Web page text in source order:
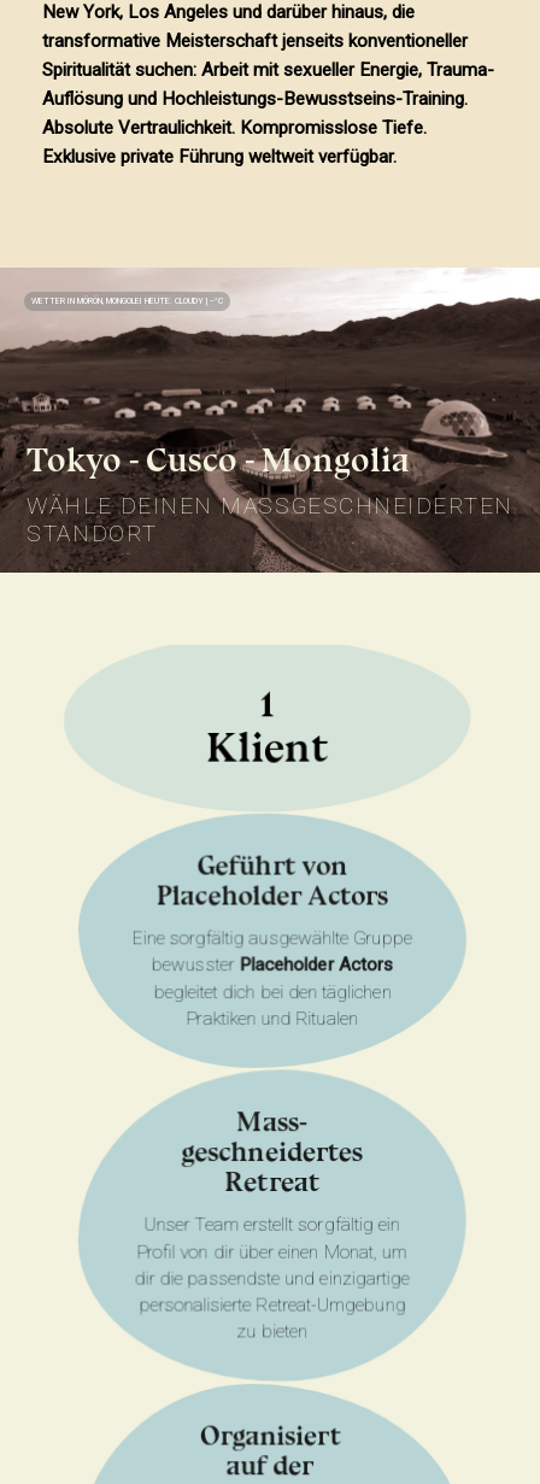
New York, Los Angeles und darüber hinaus, die
transformative Meisterschaft jenseits konventioneller
Spiritualität suchen: Arbeit mit sexueller Energie, Trauma-
Auflösung und Hochleistungs-Bewusstseins-Training.
Absolute Vertraulichkeit. Kompromisslose Tiefe.
Exklusive private Führung weltweit verfügbar.
Tokyo - Cusco - Mongolia
WÄHLE DEINEN MASSGESCHNEIDERTEN
STANDORT
WETTER IN MÖRÖN, MONGOLEI HEUTE: CLOUDY --°C
1
Klient
Geführt von
Placeholder Actors
Eine sorgfältig ausgewählte Gruppe
bewussterPlaceholder Actors
begleitet dich bei den täglichen
Praktiken und Ritualen
Mass-
geschneidertes
Retreat
Unser Team erstellt sorgfältig ein
Profil von dir über einen Monat, um
dir die passendste und einzigartige
personalisierte Retreat-Umgebung
zu bieten
Organisiert
auf der